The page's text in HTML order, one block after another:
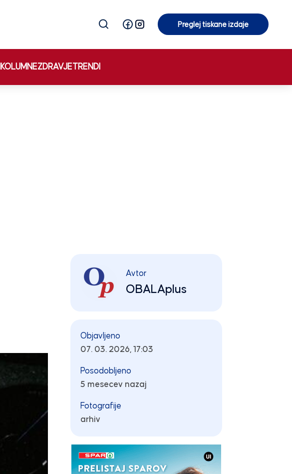
Preglej tiskane izdaje
KOLUMNEZDRAVJETRENDI
Avtor
OBALAplus
Objavljeno
07. 03. 2026, 17:03
Posodobljeno
5 mesecev nazaj
Fotografije
arhiv